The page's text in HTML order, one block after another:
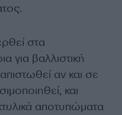
στα
για βαλλιστική
αν και σε
και
αποτυπώματα